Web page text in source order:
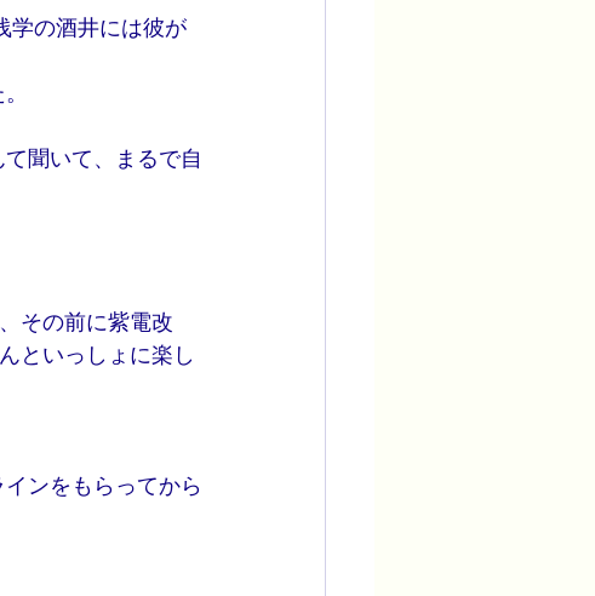
学の酒井には彼が
聞いて、まるで自
その前に紫電改
といっしょに楽し
ンをもらってから